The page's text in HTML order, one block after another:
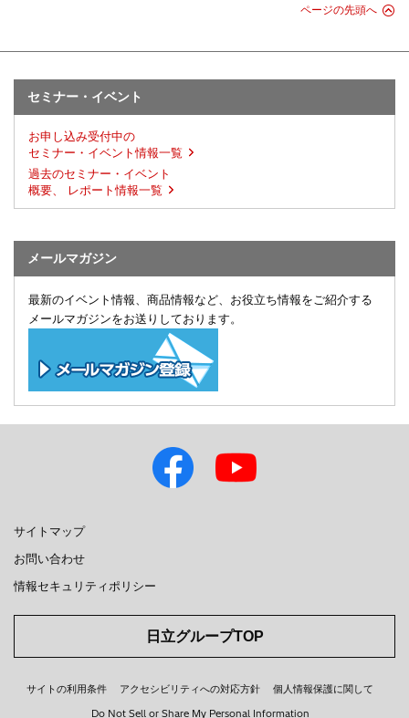
ページの先頭へ
セミナー・イベント
お申し込み受付中の
セミナー・イベント情報一覧
過去のセミナー・イベント
概要、 レポート情報一覧
メールマガジン
最新のイベント情報、商品情報など、お役立ち情報をご紹介する
メールマガジンをお送りしております。
サイトマップ
お問い合わせ
情報セキュリティポリシー
日立グループTOP
サイトの利用条件 アクセシビリティへの対応方針 個人情報保護に関して
Do Not Sell or Share My Personal Information